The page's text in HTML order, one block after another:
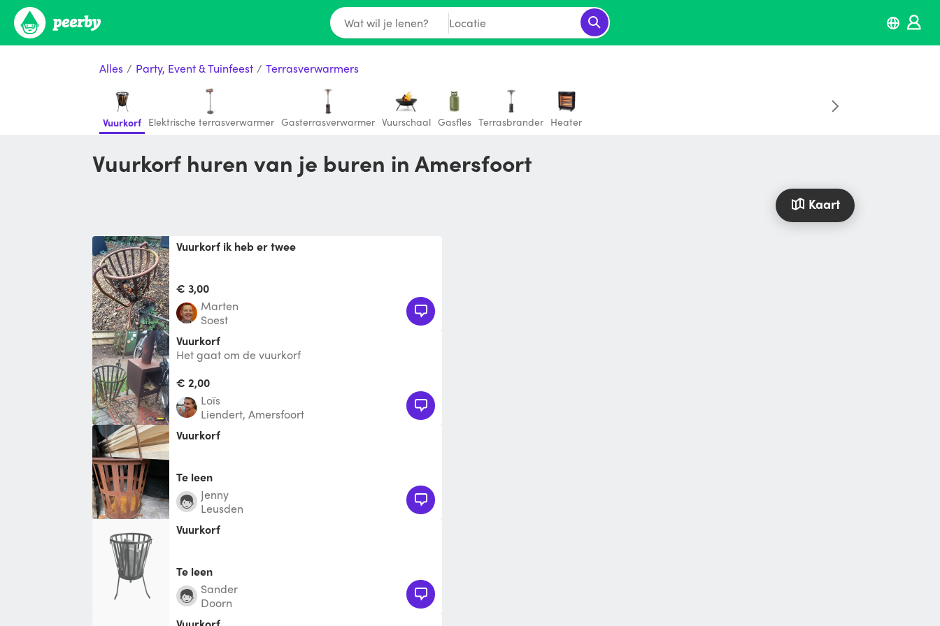
Wat wil je lenen? Locatie
Alles / Party, Event & Tuinfeest / Terrasverwarmers
Vuurkorf Elektrische terrasverwarmer Gasterrasverwarmer Vuurschaal Gasfles Terrasbrander Heater
Vuurkorf huren van je buren in Amersfoort
Kaart
Vuurkorf ik heb er twee
€ 3,00
Marten
Soest
Vuurkorf
Het gaat om de vuurkorf
€ 2,00
Loïs
Liendert, Amersfoort
Vuurkorf
Te leen
Jenny
Leusden
vuurkorf
Te leen
Sander
Doorn